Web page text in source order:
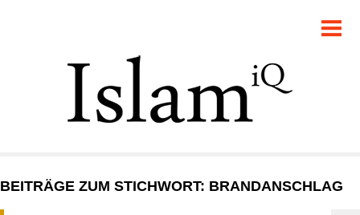
GESELLSCHAFT
STARTSEITE
BEITRÄGE ZUM STICHWORT: BRANDANSCHLAG